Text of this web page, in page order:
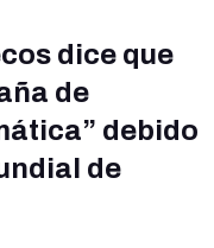
dice que
de
debido
de